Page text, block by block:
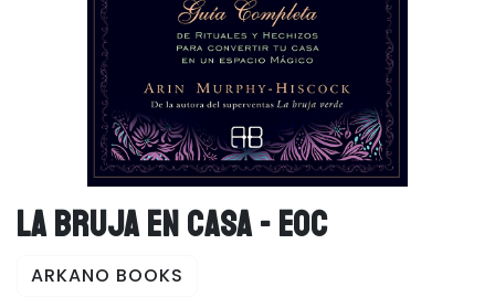
LA BRUJA EN CASA - EOC
ARKANO BOOKS